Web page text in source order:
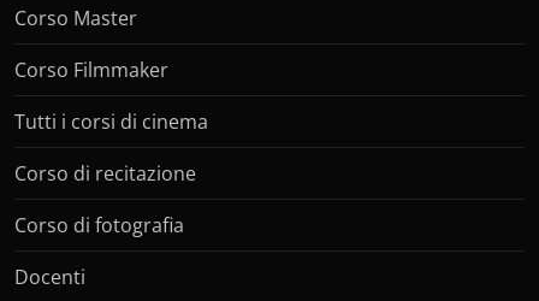
Corso Master
Corso Filmmaker
Tutti i corsi di cinema
Corso di recitazione
Corso di fotografia
Docenti